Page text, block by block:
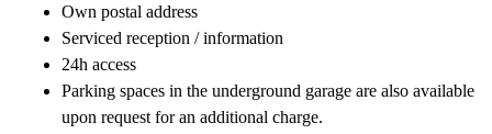
Own postal address
Serviced reception / information
24h access
Parking spaces in the underground garage are also available
upon request for an additional charge.